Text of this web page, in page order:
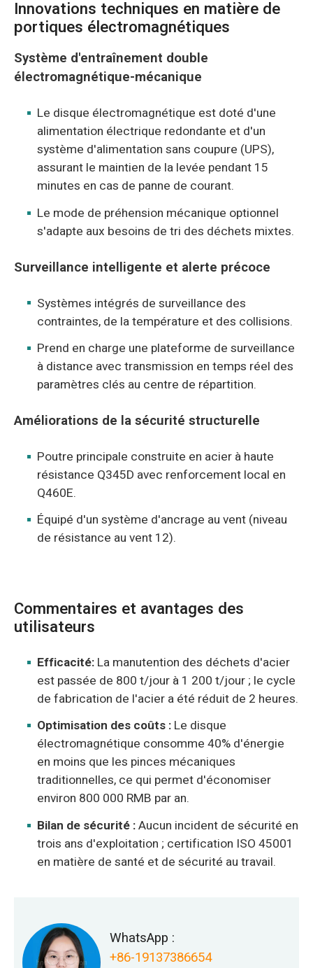
Innovations techniques en matière de
portiques électromagnétiques
Système d'entraînement double
électromagnétique-mécanique
Le disque électromagnétique est doté d'une
alimentation électrique redondante et d'un
système d'alimentation sans coupure (UPS),
assurant le maintien de la levée pendant 15
minutes en cas de panne de courant.
Le mode de préhension mécanique optionnel
s'adapte aux besoins de tri des déchets mixtes.
Surveillance intelligente et alerte précoce
Systèmes intégrés de surveillance des
contraintes, de la température et des collisions.
Prend en charge une plateforme de surveillance
à distance avec transmission en temps réel des
paramètres clés au centre de répartition.
Améliorations de la sécurité structurelle
Poutre principale construite en acier à haute
résistance Q345D avec renforcement local en
Q460E.
Équipé d'un système d'ancrage au vent (niveau
de résistance au vent 12).
Commentaires et avantages des
utilisateurs
Efficacité: La manutention des déchets d'acier
est passée de 800 t/jour à 1 200 t/jour ; le cycle
de fabrication de l'acier a été réduit de 2 heures.
Optimisation des coûts : Le disque
électromagnétique consomme 40% d'énergie
en moins que les pinces mécaniques
traditionnelles, ce qui permet d'économiser
environ 800 000 RMB par an.
Bilan de sécurité :Aucun incident de sécurité en
trois ans d'exploitation ; certification ISO 45001
en matière de santé et de sécurité au travail.
WhatsApp :
+86-19137386654